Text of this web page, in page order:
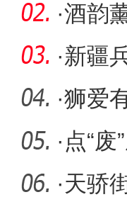
·酒韵
新名片
·新疆
易博
·狮爱
· 点“废
·天骄